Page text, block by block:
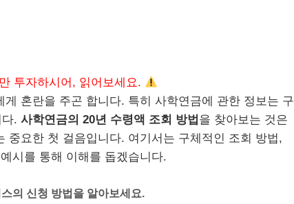
투자하시어, 읽어보세요.
혼란을 주곤 합니다. 특히 사학연금에 관한 정보는 구
. 사학연금의 20년 수령액 조회 방법 을 찾아보는 것은
중요한 첫 걸음입니다. 여기서는 구체적인 조회 방법,
시를 통해 이해를 돕겠습니다.
의 신청 방법을 알아보세요.